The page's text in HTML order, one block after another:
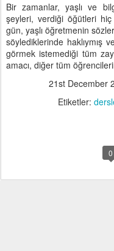
Bir zamanlar, yaşlı ve
şeyleri, verdiği öğütleri
gün, yaşlı öğretmenin
söylediklerinde haklıymış
görmek istemediği tüm
amacı, diğer tüm
21st December
Etiketler:
0